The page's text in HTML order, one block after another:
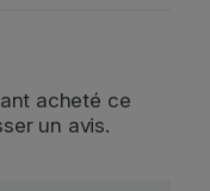
acheté ce
un avis.